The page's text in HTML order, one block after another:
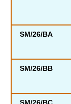
SM/26/BA
SM/26/BB